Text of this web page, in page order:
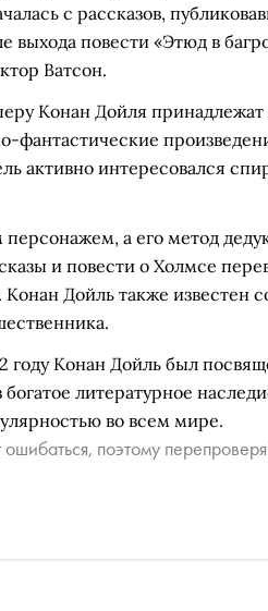
с рассказов,
повести «Этюд в
Ватсон.
Конан Дойля
фантастические
активно интересовался
а его метод
и повести о Холмсе
Дойль также известен
году Конан Дойль был
богатое литературное
во всем мире.
поэтому